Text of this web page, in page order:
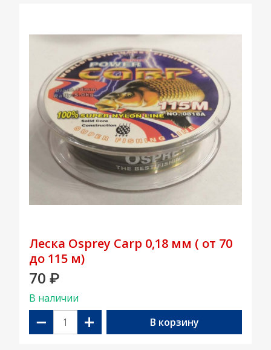
Леска Osprey Carp 0,18 мм ( от 70
до 115 м)
70 ₽
В наличии
− + В корзину